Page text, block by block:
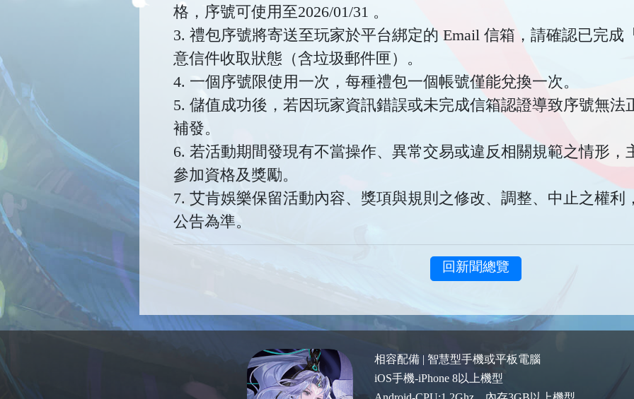
格，序號可使用至2026/01/31 。
3. 禮包序號將寄送至玩家於平台綁定的 Email 信箱，請確認已完成
意信件收取狀態（含垃圾郵件匣）。
4. 一個序號限使用一次，每種禮包一個帳號僅能兌換一次。
5. 儲值成功後，若因玩家資訊錯誤或未完成信箱認證導致序號無法
補發。
6. 若活動期間發現有不當操作、異常交易或違反相關規範之情形，
參加資格及獎勵。
7. 艾肯娛樂保留活動內容、獎項與規則之修改、調整、中止之權利
公告為準。
回新聞總覽
相容配備 | 智慧型手機或平板電腦
iOS手機-iPhone 8以上機型